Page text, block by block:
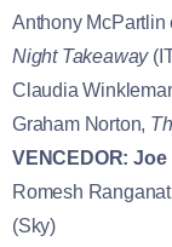
Anthony McPartlin
Night Takeaway
Claudia
Graham Norton,
VENCEDOR: Joe
Romesh
(Sky)